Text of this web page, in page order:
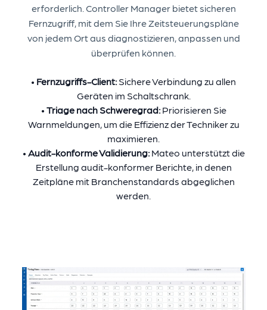
erforderlich. Controller Manager bietet sicheren
Fernzugriff, mit dem Sie Ihre Zeitsteuerungspläne
von jedem Ort aus diagnostizieren, anpassen und
überprüfen können.
• Fernzugriffs-Client:Sichere Verbindung zu allen
Geräten im Schaltschrank.
• Triage nach Schweregrad:Priorisieren Sie
Warnmeldungen, um die Effizienz der Techniker zu
maximieren.
• Audit-konforme Validierung:Mateo unterstützt die
Erstellung audit-konformer Berichte, in denen
Zeitpläne mit Branchenstandards abgeglichen
werden.